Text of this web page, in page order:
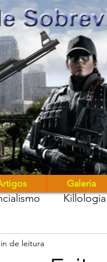
Killologia
nós
de leitura
Galeria